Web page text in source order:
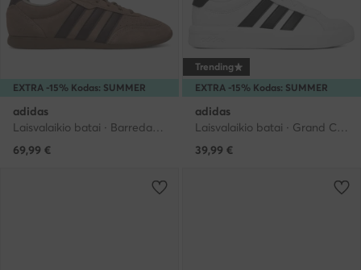
EXTRA -15% Kodas: SUMMER
adidas
Laisvalaikio batai · Barreda · Ruda
69,99 €
EXTRA -15% Kodas: SUMMER
Trending
adidas
Laisvalaikio batai · Grand Court · Balta
39,99 €